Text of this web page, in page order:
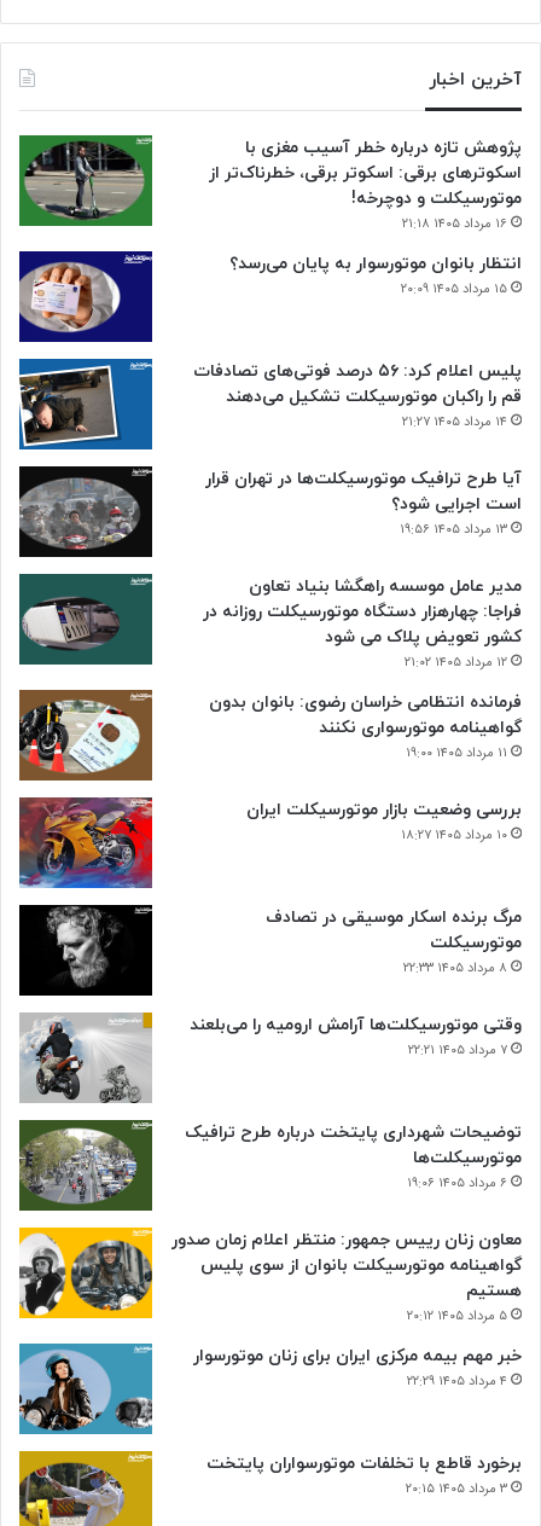
آخرین اخبار
پژوهش تازه درباره خطر آسیب مغزی با
اسکوترهای برقی: اسکوتر برقی، خطرناک‌تر از
موتورسیکلت و دوچرخه!
۱۶ مرداد ۱۴۰۵ ۲۱:۱۸
انتظار بانوان موتورسوار به پایان می‌رسد؟
۱۵ مرداد ۱۴۰۵ ۲۰:۰۹
پلیس اعلام کرد: ۵۶ درصد فوتی‌های تصادفات
قم را راکبان موتورسیکلت تشکیل می‌دهند
۱۴ مرداد ۱۴۰۵ ۲۱:۲۷
آیا طرح ترافیک موتورسیکلت‌ها در تهران قرار
است اجرایی شود؟
۱۳ مرداد ۱۴۰۵ ۱۹:۵۶
مدیر عامل موسسه راهگشا بنیاد تعاون
فراجا: چهارهزار دستگاه موتورسیکلت روزانه در
کشور تعویض پلاک می شود
۱۲ مرداد ۱۴۰۵ ۲۱:۰۲
فرمانده انتظامی خراسان رضوی: بانوان بدون
گواهینامه موتورسواری نکنند
۱۱ مرداد ۱۴۰۵ ۱۹:۰۰
بررسی وضعیت بازار موتورسیکلت ایران
۱۰ مرداد ۱۴۰۵ ۱۸:۲۷
مرگ برنده اسکار موسیقی در تصادف
موتورسیکلت
۸ مرداد ۱۴۰۵ ۲۲:۳۳
وقتی موتورسیکلت‌ها آرامش ارومیه را می‌بلعند
۷ مرداد ۱۴۰۵ ۲۲:۲۱
توضیحات شهرداری پایتخت درباره طرح ترافیک
موتورسیکلت‌ها
۶ مرداد ۱۴۰۵ ۱۹:۰۶
معاون زنان رییس جمهور: منتظر اعلام زمان صدور
گواهینامه موتورسیکلت بانوان از سوی پلیس
هستیم
۵ مرداد ۱۴۰۵ ۲۰:۱۲
خبر مهم بیمه مرکزی ایران برای زنان موتورسوار
۴ مرداد ۱۴۰۵ ۲۲:۲۹
برخورد قاطع با تخلفات موتورسواران پایتخت
۳ مرداد ۱۴۰۵ ۲۰:۱۵